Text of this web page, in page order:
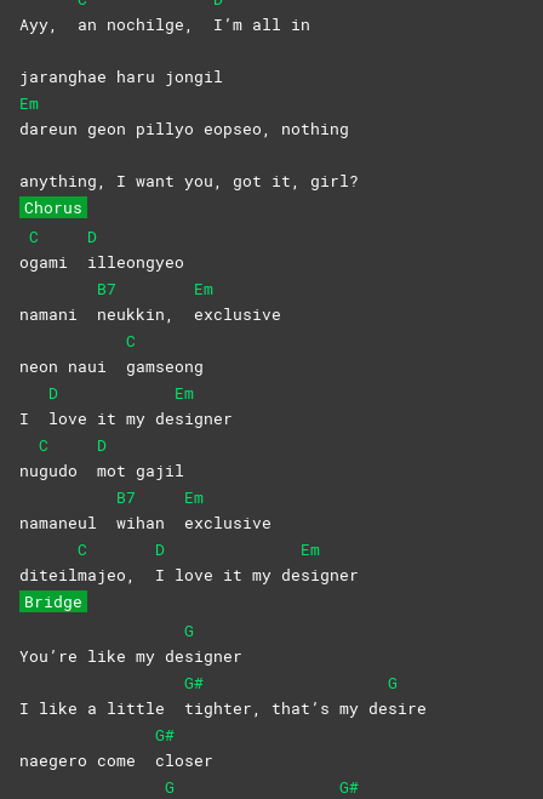
Ayy, an nochilge, I’m all in
jaranghae haru jongil
Em
dareun geon pillyo eopseo, nothing
anything, I want you, got it, girl?
Chorus
o
C
gami
D
illeongyeo
namani
B7
neukkin,
Em
exclusive
neon naui
C
gamseong
I
D
love it my de
Em
signer
nu
C
gudo
D
mot gajil
namaneul
B7
wihan
Em
exclusive
diteil
C
majeo,
D
I love it my de
Em
signer
Bridge
You’re like my de
G
signer
I like a little
G#
tighter, that’s my de
G
sire
naegero come
G#
closer
G
G#